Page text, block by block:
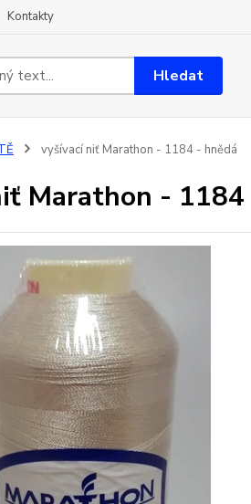
Kontakty
Hledat
vyšívací niť Marathon - 1184 - hnědá
Marathon - 1184